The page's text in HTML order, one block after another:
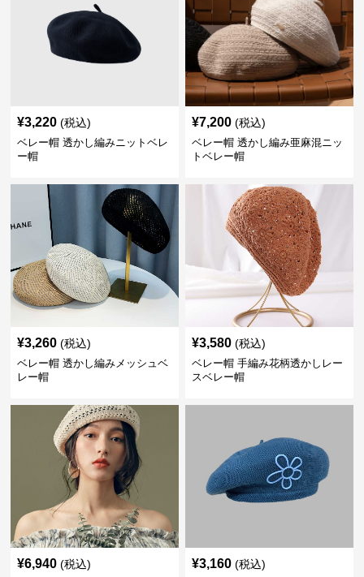
¥3,220 (税込)
ベレー帽 透かし編みニットベレ
ー帽
¥7,200 (税込)
ベレー帽 透かし編み亜麻混ニッ
トベレー帽
¥3,260 (税込)
ベレー帽 透かし編みメッシュベ
レー帽
¥3,580 (税込)
ベレー帽 手編み花柄透かしレー
スベレー帽
¥6,940 (税込) ¥3,160 (税込)